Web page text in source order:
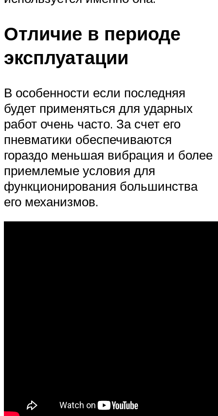
Отличие в периоде
эксплуатации
В особенности если последняя
будет применяться для ударных
работ очень часто. За счет его
пневматики обеспечиваются
гораздо меньшая вибрация и более
приемлемые условия для
функционирования большинства
его механизмов.